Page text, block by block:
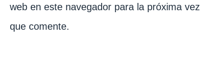
web en este navegador para la próxima vez
que comente.